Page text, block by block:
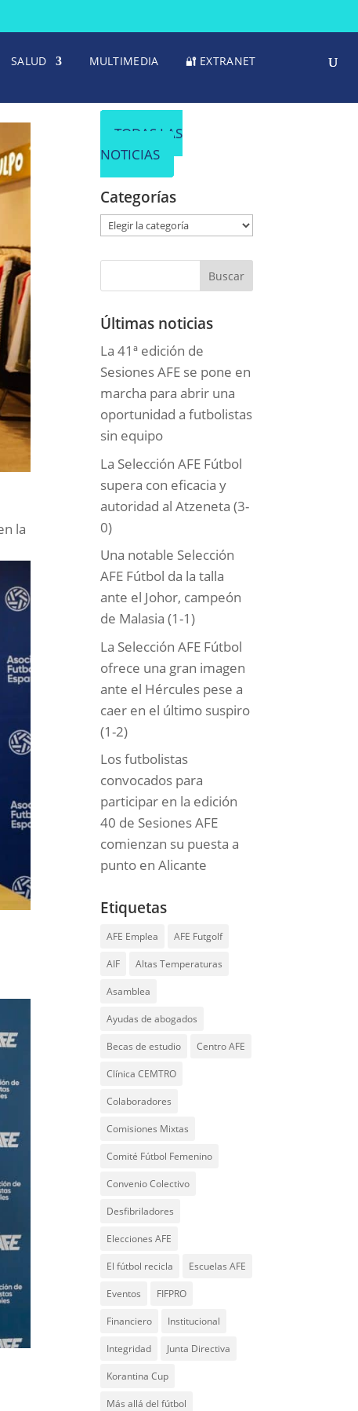
SALUD MULTIMEDIA 🔐 EXTRANET
la
TODAS LAS
NOTICIAS
Categorías
Categorías
Últimas noticias
La 41ª edición de
Sesiones AFE se pone en
marcha para abrir una
oportunidad a futbolistas
sin equipo
La Selección AFE Fútbol
supera con eficacia y
autoridad al Atzeneta (3-
0)
Una notable Selección
AFE Fútbol da la talla
ante el Johor, campeón
de Malasia (1-1)
La Selección AFE Fútbol
ofrece una gran imagen
ante el Hércules pese a
caer en el último suspiro
(1-2)
Los futbolistas
convocados para
participar en la edición
40 de Sesiones AFE
comienzan su puesta a
punto en Alicante
Etiquetas
AFE Emplea AFE Futgolf
AIF Altas Temperaturas
Asamblea
Ayudas de abogados
Becas de estudio Centro AFE
Clínica CEMTRO
Colaboradores
Comisiones Mixtas
Comité Fútbol Femenino
Convenio Colectivo
Desfibriladores
Elecciones AFE
El fútbol recicla Escuelas AFE
Eventos FIFPRO
Financiero Institucional
Integridad Junta Directiva
Korantina Cup
Más allá del fútbol